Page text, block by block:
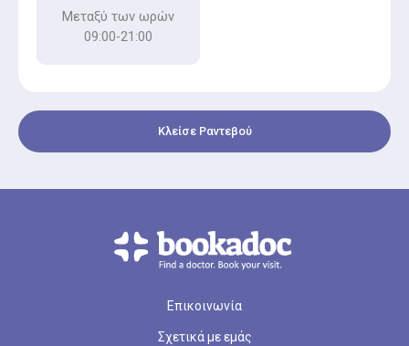
Μεταξύ των ωρών
09:00-21:00
Κλείσε Ραντεβού
Επικοινωνία
Σχετικά με εμάς